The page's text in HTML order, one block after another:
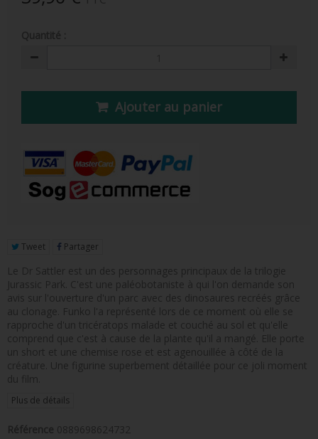
POP PROTECTION
PORTE-CLÉS POCKET POP
FUNKO VINYL SODA
LOUNGEFLY
Ajouter au panier
Tweet Partager
Le Dr Sattler est un des personnages principaux de la trilogie
Jurassic Park. C'est une paléobotaniste à qui l'on demande son
avis sur l'ouverture d'un parc avec des dinosaures recréés grâce
au clonage. Funko l'a représenté lors de ce moment où elle se
rapproche d'un tricératops malade et couché au sol et qu'elle
comprend que c'est à cause de la plante qu'il a mangé. Elle porte
un short et une chemise rose et est agenouillée à côté de la
créature. Une figurine superbement détaillée pour ce joli moment
du film.
Plus de détails
Référence 0889698624732